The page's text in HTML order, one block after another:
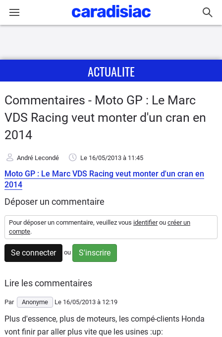
Actu
Essais
Avis
Forum
Scooters
&
125
Services
Auto
ACTUALITE
Commentaires - Moto GP : Le Marc
VDS Racing veut monter d'un cran en
2014
André Lecondé Le 16/05/2013 à 11:45
Moto GP : Le Marc VDS Racing veut monter d'un cran en
2014
Déposer un commentaire
Pour déposer un commentaire, veuillez vous identifierou créer un
compte.
Se connecter ou S'inscrire
Lire les commentaires
Par Anonyme Le 16/05/2013 à 12:19
Plus d'essence, plus de moteurs, les compé-clients Honda
vont finir par aller plus vite que les usines :up: